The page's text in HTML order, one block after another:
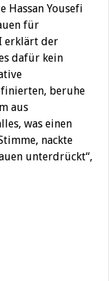
Hassan Yousefi
für
erklärt der
dafür kein
beruhe
aus
was einen
nackte
unterdrückt“,